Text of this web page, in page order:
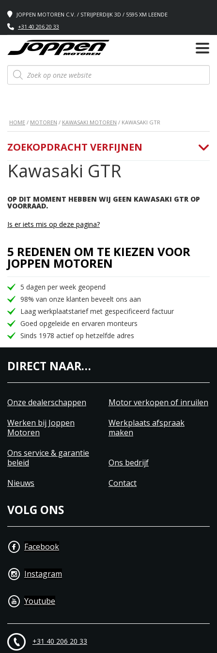
JOPPEN MOTOREN C.V. / STRIJPERDIJK 3D / 5595 XM LEENDE
+31 40 206 20 33
Producten
zoeken
HOME / MOTOREN / KAWASAKI MOTOREN / KAWASAKI GTR
Kawasaki GTR
OP DIT MOMENT HEBBEN WIJ GEEN KAWASAKI GTR OP
VOORRAAD.
ZOEKOPDRACHT VERFIJNEN
Is er iets mis op deze pagina?
5 REDENEN OM TE KIEZEN VOOR
JOPPEN MOTOREN
5 dagen per week geopend
98% van onze klanten beveelt ons aan
Laag werkplaatstarief met gespecificeerd factuur
Goed opgeleide en ervaren monteurs
Sinds 1978 actief op hetzelfde adres
DIRECT NAAR…
Onze dealerschappen
Motor verkopen of inruilen
Werken bij Joppen
Motoren
Werkplaats afspraak
maken
Ons service & garantie
beleid
Ons bedrijf
Nieuws
Contact
VOLG ONS
Facebook
Instagram
Youtube
+31 40 206 20 33